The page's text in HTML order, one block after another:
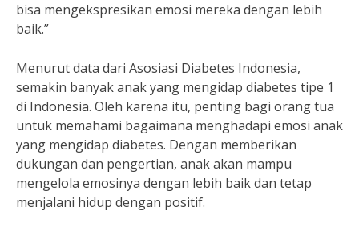
bisa mengekspresikan emosi mereka dengan lebih
baik.”
Menurut data dari Asosiasi Diabetes Indonesia,
semakin banyak anak yang mengidap diabetes tipe 1
di Indonesia. Oleh karena itu, penting bagi orang tua
untuk memahami bagaimana menghadapi emosi anak
yang mengidap diabetes. Dengan memberikan
dukungan dan pengertian, anak akan mampu
mengelola emosinya dengan lebih baik dan tetap
menjalani hidup dengan positif.